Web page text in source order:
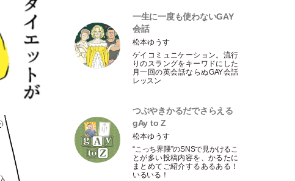
一生に一度も使わないGAY
会話
松本ゆうす
ゲイコミュニケーション。流行
りのスラングをキーワドにした
月一回の英会話ならぬGAY会話
レッスン
つぶやきかるだでさらえる
gAy to Z
松本ゆうす
“こっち界隈”のSNSで見かけるこ
とが多い投稿内容を、かるたに
まとめてご紹介するあるある！
いるいる！